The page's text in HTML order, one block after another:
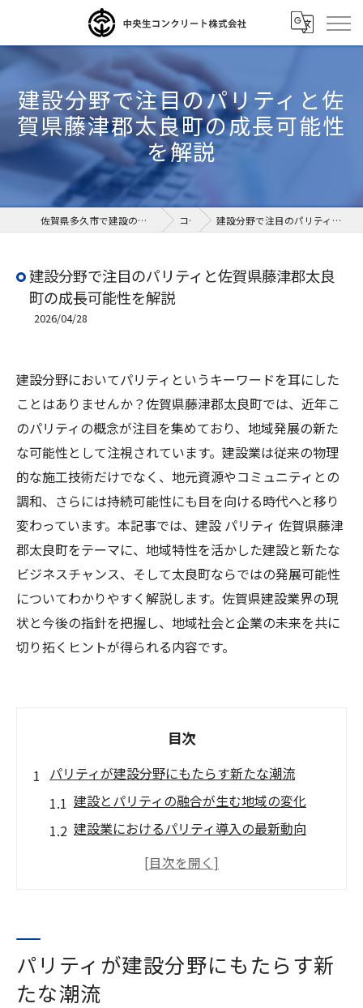
建設分野で注目のパリティと佐
賀県藤津郡太良町の成長可能性
を解説
佐賀県多久市で建設の求人なら中央生コンクリート株式会社 コラム 建設分野で注目のパリティと佐賀県藤津郡太良町の成長可能性を解説
建設分野で注目のパリティと佐賀県藤津郡太良
町の成長可能性を解説
2026/04/28
建設分野においてパリティというキーワードを耳にした
ことはありませんか？佐賀県藤津郡太良町では、近年こ
のパリティの概念が注目を集めており、地域発展の新た
な可能性として注視されています。建設業は従来の物理
的な施工技術だけでなく、地元資源やコミュニティとの
調和、さらには持続可能性にも目を向ける時代へと移り
変わっています。本記事では、建設 パリティ 佐賀県藤津
郡太良町をテーマに、地域特性を活かした建設と新たな
ビジネスチャンス、そして太良町ならではの発展可能性
についてわかりやすく解説します。佐賀県建設業界の現
状と今後の指針を把握し、地域社会と企業の未来を共に
切り拓くヒントが得られる内容です。
目次
パリティが建設分野にもたらす新たな潮流
建設とパリティの融合が生む地域の変化
建設業におけるパリティ導入の最新動向
建設現場で注目されるパリティの活用法
佐賀県藤津郡太良町における建設業界の現状分
析
パリティが建設分野にもたらす新
たな潮流